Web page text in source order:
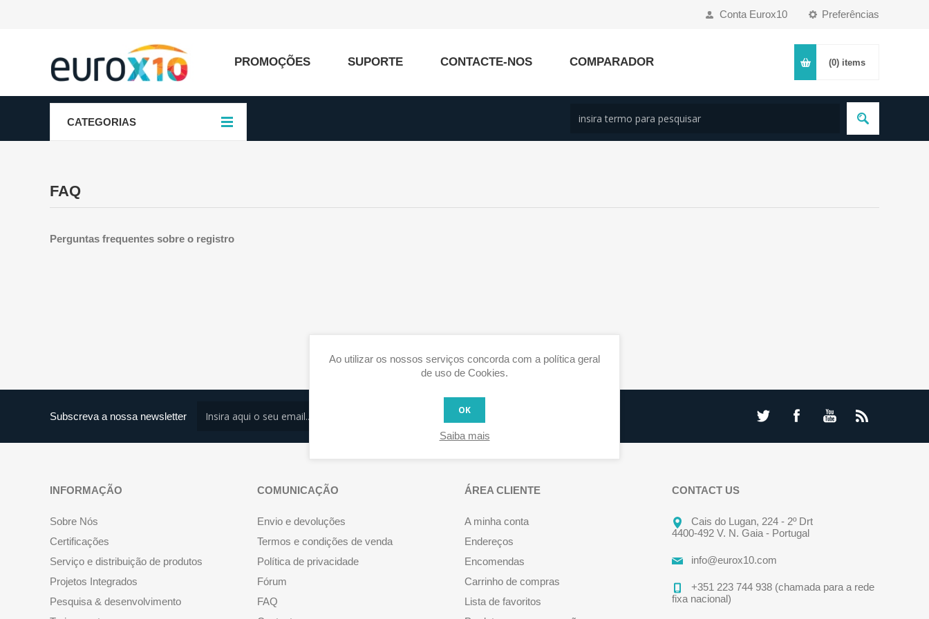
Preferências
Conta Eurox10
PROMOÇÕES SUPORTE CONTACTE-NOS COMPARADOR (0) items
CATEGORIAS
FAQ
Perguntas frequentes sobre o registro
Subscreva a nossa newsletter
INFORMAÇÃO
Sobre Nós
Certificações
Serviço e distribuição de produtos
Projetos Integrados
Pesquisa & desenvolvimento
COMUNICAÇÃO
Envio e devoluções
Termos e condições de venda
Política de privacidade
Fórum
FAQ
ÁREA CLIENTE
A minha conta
Endereços
Encomendas
Carrinho de compras
Lista de favoritos
CONTACT US
Cais do Lugan, 224 - 2º Drt
4400-492 V. N. Gaia - Portugal
info@eurox10.com
+351 223 744 938 (chamada para a rede
fixa nacional)
Ao utilizar os nossos serviços concorda com a política geral
de uso de Cookies.
OK
Saiba mais